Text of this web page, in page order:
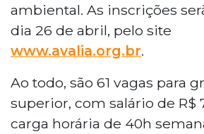
ambiental. As inscrições
dia 26 de abril, pelo site
www.avalia.org.br.
Ao todo, são 61 vagas para
superior, com salário de R$
carga horária de 40h